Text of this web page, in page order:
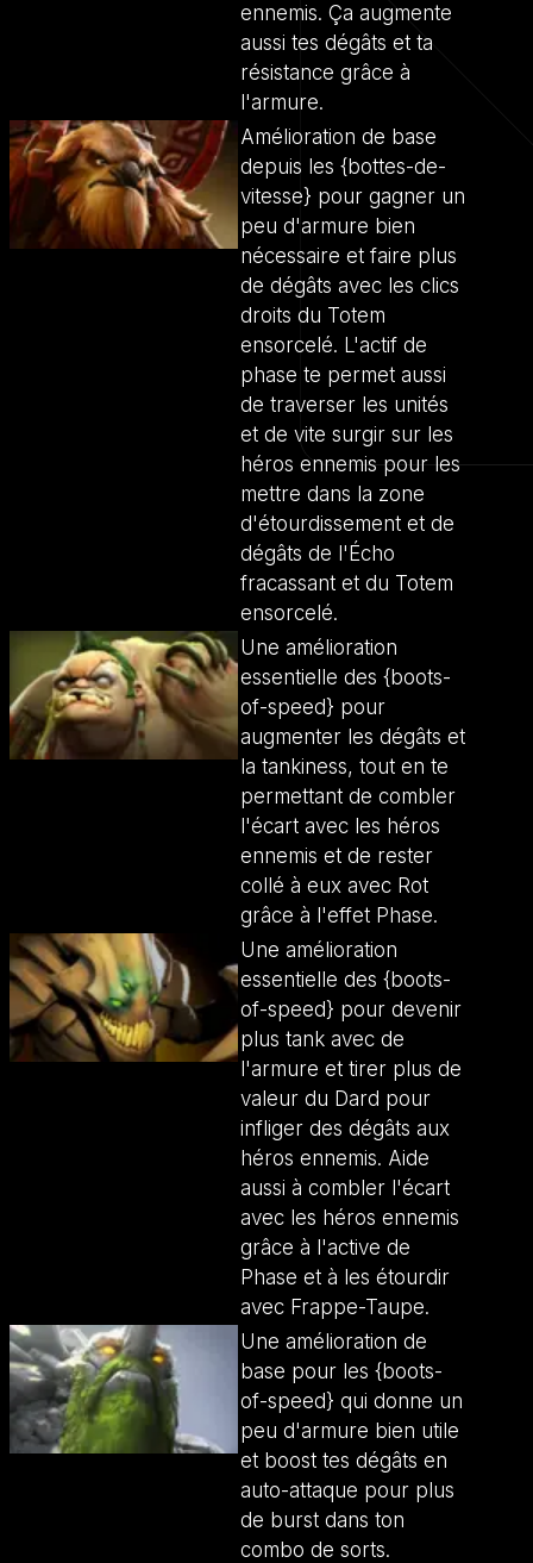
ennemis. Ça augmente
aussi tes dégâts et ta
résistance grâce à
l'armure.
Amélioration de base
depuis les {bottes-de-
vitesse} pour gagner un
peu d'armure bien
nécessaire et faire plus
de dégâts avec les clics
droits du Totem
ensorcelé. L'actif de
phase te permet aussi
de traverser les unités
et de vite surgir sur les
héros ennemis pour les
mettre dans la zone
d'étourdissement et de
dégâts de l'Écho
fracassant et du Totem
ensorcelé.
Une amélioration
essentielle des {boots-
of-speed} pour
augmenter les dégâts et
la tankiness, tout en te
permettant de combler
l'écart avec les héros
ennemis et de rester
collé à eux avec Rot
grâce à l'effet Phase.
Une amélioration
essentielle des {boots-
of-speed} pour devenir
plus tank avec de
l'armure et tirer plus de
valeur du Dard pour
infliger des dégâts aux
héros ennemis. Aide
aussi à combler l'écart
avec les héros ennemis
grâce à l'active de
Phase et à les étourdir
avec Frappe-Taupe.
Une amélioration de
base pour les {boots-
of-speed} qui donne un
peu d'armure bien utile
et boost tes dégâts en
auto-attaque pour plus
de burst dans ton
combo de sorts.